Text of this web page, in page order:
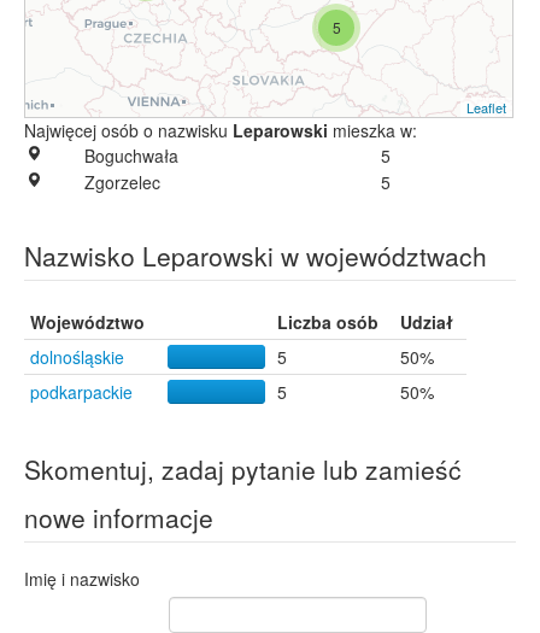
5
Leaflet
Najwięcej osób o nazwisku Leparowski mieszka w:
Boguchwała
5
Zgorzelec
5
Nazwisko Leparowski w województwach
Województwo Liczba osób
Udział
dolnośląskie
5
50%
podkarpackie
5 50%
Skomentuj, zadaj pytanie lub zamieść
nowe informacje
Imię i nazwisko